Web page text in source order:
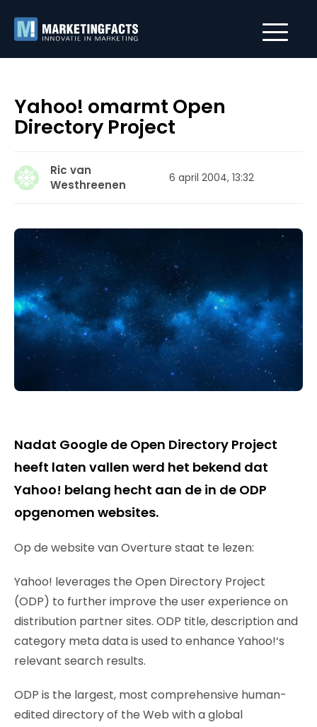
Yahoo! omarmt Open
Directory Project
Ric van
Westhreenen
6 april 2004, 13:32
Nadat Google de Open Directory Project
heeft laten vallen werd het bekend dat
Yahoo! belang hecht aan de in de ODP
opgenomen websites.
Op de website van Overture staat te lezen:
Yahoo! leverages the Open Directory Project
(ODP) to further improve the user experience on
distribution partner sites. ODP title, description and
category meta data is used to enhance Yahoo!‘s
relevant search results.
ODP is the largest, most comprehensive human-
edited directory of the Web with a global